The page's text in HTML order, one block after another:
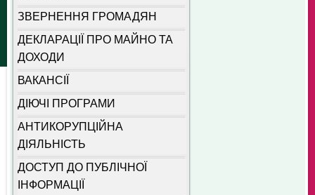
ЗВЕРНЕННЯ ГРОМАДЯН
ДЕКЛАРАЦІЇ ПРО МАЙНО ТА
ДОХОДИ
ВАКАНСІЇ
ДІЮЧІ ПРОГРАМИ
АНТИКОРУПЦІЙНА
ДІЯЛЬНІСТЬ
ДОСТУП ДО ПУБЛІЧНОЇ
ІНФОРМАЦІЇ